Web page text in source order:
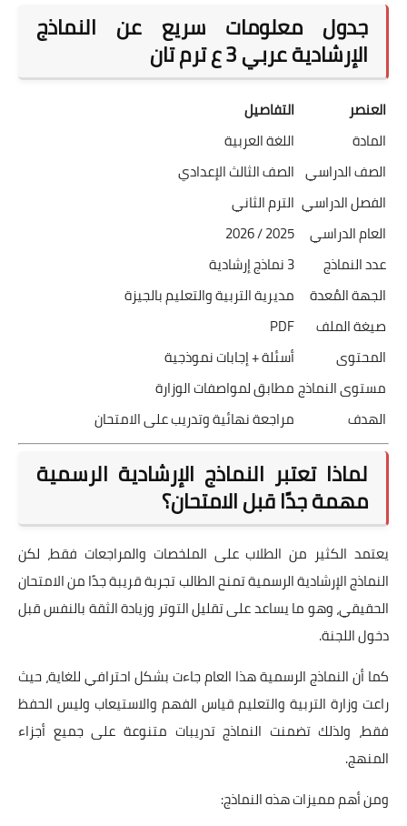
جدول معلومات سريع عن النماذج
الإرشادية عربي 3 ع ترم تان
العنصر
التفاصيل
المادة
اللغة العربية
الصف الدراسي الصف الثالث الإعدادي
الفصل الدراسي الترم الثاني
العام الدراسي 2025 / 2026
عدد النماذج
3 نماذج إرشادية
الجهة المُعدة
مديرية التربية والتعليم بالجيزة
صيغة الملف
PDF
المحتوى
أسئلة + إجابات نموذجية
مستوى النماذجمطابق لمواصفات الوزارة
الهدف
مراجعة نهائية وتدريب على الامتحان
لماذا تعتبر النماذج الإرشادية الرسمية
مهمة جدًا قبل الامتحان؟
يعتمد الكثير من الطلاب على الملخصات والمراجعات فقط، لكن
النماذج الإرشادية الرسمية تمنح الطالب تجربة قريبة جدًا من الامتحان
الحقيقي، وهو ما يساعد على تقليل التوتر وزيادة الثقة بالنفس قبل
دخول اللجنة.
كما أن النماذج الرسمية هذا العام جاءت بشكل احترافي للغاية، حيث
راعت وزارة التربية والتعليم قياس الفهم والاستيعاب وليس الحفظ
فقط، ولذلك تضمنت النماذج تدريبات متنوعة على جميع أجزاء
المنهج.
ومن أهم مميزات هذه النماذج: